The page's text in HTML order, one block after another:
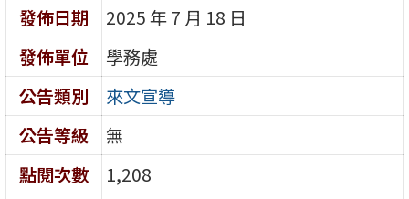
發佈日期
2025 年 7 月 18 日
發佈單位
學務處
公告類別
來文宣導
公告等級
無
點閱次數
1,208